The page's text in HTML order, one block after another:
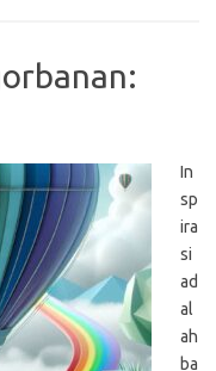
In
sp
ira
si
ad
al
ah
ba